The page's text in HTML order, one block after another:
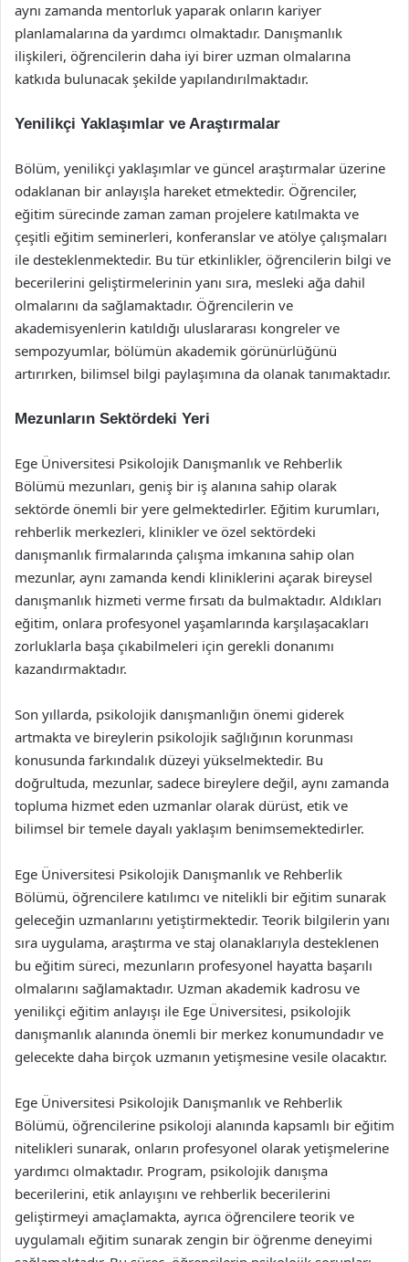
aynı zamanda mentorluk yaparak onların kariyer
planlamalarına da yardımcı olmaktadır. Danışmanlık
ilişkileri, öğrencilerin daha iyi birer uzman olmalarına
katkıda bulunacak şekilde yapılandırılmaktadır.
Yenilikçi Yaklaşımlar ve Araştırmalar
Bölüm, yenilikçi yaklaşımlar ve güncel araştırmalar üzerine
odaklanan bir anlayışla hareket etmektedir. Öğrenciler,
eğitim sürecinde zaman zaman projelere katılmakta ve
çeşitli eğitim seminerleri, konferanslar ve atölye çalışmaları
ile desteklenmektedir. Bu tür etkinlikler, öğrencilerin bilgi ve
becerilerini geliştirmelerinin yanı sıra, mesleki ağa dahil
olmalarını da sağlamaktadır. Öğrencilerin ve
akademisyenlerin katıldığı uluslararası kongreler ve
sempozyumlar, bölümün akademik görünürlüğünü
artırırken, bilimsel bilgi paylaşımına da olanak tanımaktadır.
Mezunların Sektördeki Yeri
Ege Üniversitesi Psikolojik Danışmanlık ve Rehberlik
Bölümü mezunları, geniş bir iş alanına sahip olarak
sektörde önemli bir yere gelmektedirler. Eğitim kurumları,
rehberlik merkezleri, klinikler ve özel sektördeki
danışmanlık firmalarında çalışma imkanına sahip olan
mezunlar, aynı zamanda kendi kliniklerini açarak bireysel
danışmanlık hizmeti verme fırsatı da bulmaktadır. Aldıkları
eğitim, onlara profesyonel yaşamlarında karşılaşacakları
zorluklarla başa çıkabilmeleri için gerekli donanımı
kazandırmaktadır.
Son yıllarda, psikolojik danışmanlığın önemi giderek
artmakta ve bireylerin psikolojik sağlığının korunması
konusunda farkındalık düzeyi yükselmektedir. Bu
doğrultuda, mezunlar, sadece bireylere değil, aynı zamanda
topluma hizmet eden uzmanlar olarak dürüst, etik ve
bilimsel bir temele dayalı yaklaşım benimsemektedirler.
Ege Üniversitesi Psikolojik Danışmanlık ve Rehberlik
Bölümü, öğrencilere katılımcı ve nitelikli bir eğitim sunarak
geleceğin uzmanlarını yetiştirmektedir. Teorik bilgilerin yanı
sıra uygulama, araştırma ve staj olanaklarıyla desteklenen
bu eğitim süreci, mezunların profesyonel hayatta başarılı
olmalarını sağlamaktadır. Uzman akademik kadrosu ve
yenilikçi eğitim anlayışı ile Ege Üniversitesi, psikolojik
danışmanlık alanında önemli bir merkez konumundadır ve
gelecekte daha birçok uzmanın yetişmesine vesile olacaktır.
Ege Üniversitesi Psikolojik Danışmanlık ve Rehberlik
Bölümü, öğrencilerine psikoloji alanında kapsamlı bir eğitim
nitelikleri sunarak, onların profesyonel olarak yetişmelerine
yardımcı olmaktadır. Program, psikolojik danışma
becerilerini, etik anlayışını ve rehberlik becerilerini
geliştirmeyi amaçlamakta, ayrıca öğrencilere teorik ve
uygulamalı eğitim sunarak zengin bir öğrenme deneyimi